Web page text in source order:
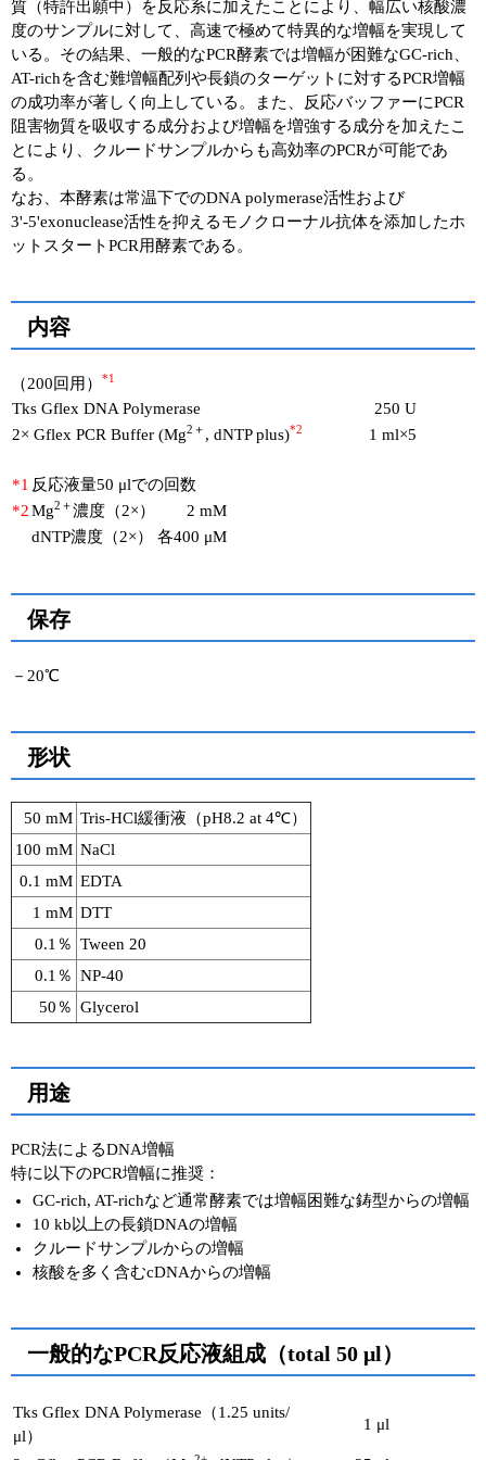
質（特許出願中）を反応系に加えたことにより、幅広い核酸濃
度のサンプルに対して、高速で極めて特異的な増幅を実現して
いる。その結果、一般的なPCR酵素では増幅が困難なGC-rich、
AT-richを含む難増幅配列や長鎖のターゲットに対するPCR増幅
の成功率が著しく向上している。また、反応バッファーにPCR
阻害物質を吸収する成分および増幅を増強する成分を加えたこ
とにより、クルードサンプルからも高効率のPCRが可能であ
る。
なお、本酵素は常温下でのDNA polymerase活性および
3'-5'exonuclease活性を抑えるモノクローナル抗体を添加したホ
ットスタートPCR用酵素である。
内容
（200回用） *1
Tks Gflex DNA Polymerase
250 U
2× Gflex PCR Buffer (Mg2＋ , dNTP plus)*2 1 ml×5
*1 反応液量50 μlでの回数
*2Mg2＋濃度（2×）
2 mM
dNTP濃度（2×）
各400 μM
保存
－20℃
形状
50 mM Tris-HCl緩衝液（pH8.2 at 4℃）
100 mM NaCl
0.1 mM EDTA
1 mM DTT
0.1％ Tween 20
0.1％ NP-40
50％ Glycerol
用途
PCR法によるDNA増幅
特に以下のPCR増幅に推奨：
GC-rich, AT-richなど通常酵素では増幅困難な鋳型からの増幅
10 kb以上の長鎖DNAの増幅
クルードサンプルからの増幅
核酸を多く含むcDNAからの増幅
一般的なPCR反応液組成（total 50 μl）
Tks Gflex DNA Polymerase（1.25 units/
μl）
1 μl